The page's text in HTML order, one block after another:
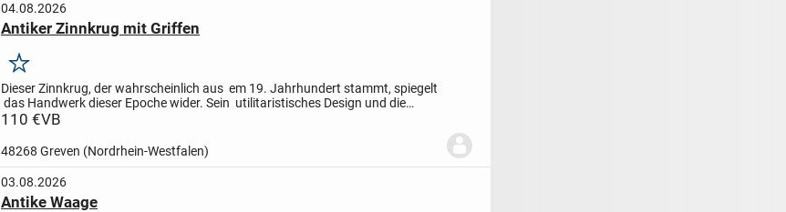
04.08.2026
Antiker Zinnkrug mit Griffen
Merken
Dieser Zinnkrug, der wahrscheinlich aus em 19. Jahrhundert stammt, spiegelt
das Handwerk dieser Epoche wider. Sein utilitaristisches Design und die
gealterte Patina sind charakteristisch für...
110 €VB
48268 Greven (Nordrhein-Westfalen)
03.08.2026
Antike Waage